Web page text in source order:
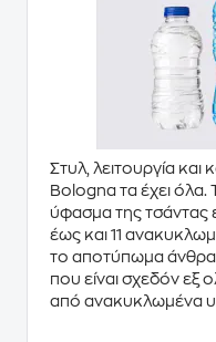
Στυλ, λειτουργία και
Bologna τα έχει όλα.
ύφασμα της τσάντας
έως και 11
το αποτύπωμα
που είναι σχεδόν
από ανακυκλωμένα